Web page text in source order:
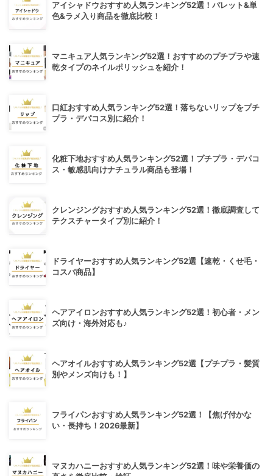
アイシャドウおすすめ人気ランキング52選！パレット&単
色&ラメ入り商品を徹底比較！
マニキュア人気ランキング52選！おすすめのプチプラや速
乾タイプのネイルポリッシュを紹介！
口紅おすすめ人気ランキング52選！落ちないリップをプチ
プラ・デパコス別に紹介！
化粧下地おすすめ人気ランキング52選！プチプラ・デパコ
ス・敏感肌向けナチュラル商品も登場！
クレンジングおすすめ人気ランキング52選！徹底調査して
テクスチャータイプ別に紹介！
ドライヤーおすすめ人気ランキング52選【速乾・くせ毛・
コスパ商品】
ヘアアイロンおすすめ人気ランキング52選！初心者・メン
ズ向け・海外対応も♪
ヘアオイルおすすめ人気ランキング52選【プチプラ・髪質
別やメンズ向けも！】
フライパンおすすめ人気ランキング52選！【焦げ付かな
い・長持ち！2026最新】
マヌカハニーおすすめ人気ランキング52選！味や栄養価の